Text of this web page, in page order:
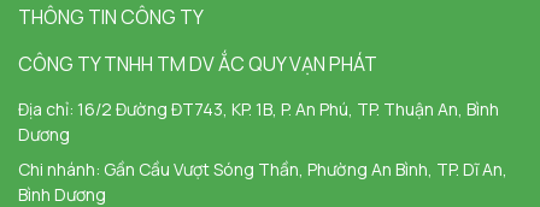
THÔNG TIN CÔNG TY
CÔNG TY TNHH TM DV ẮC QUY VẠN PHÁT
Địa chỉ: 16/2 Đường ĐT743, KP. 1B, P. An Phú, TP. Thuận An, Bình
Dương
Chi nhánh: Gần Cầu Vượt Sóng Thần, Phường An Bình, TP. Dĩ An,
Bình Dương